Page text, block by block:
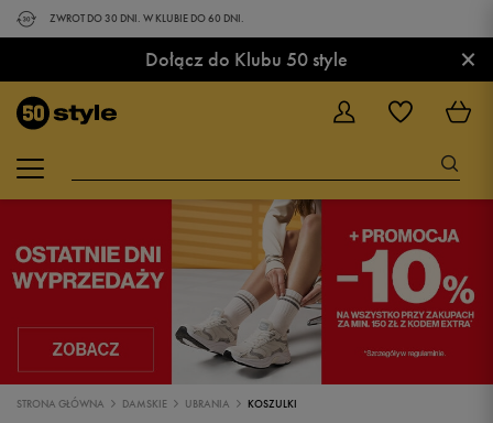
ZWROT DO 30 DNI. W KLUBIE DO 60 DNI.
Dołącz do Klubu 50 style ×
STRONA GŁÓWNA DAMSKIE UBRANIA KOSZULKI